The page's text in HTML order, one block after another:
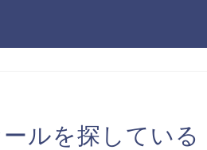
ルを探している